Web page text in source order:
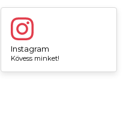
Instagram
Kövess minket!